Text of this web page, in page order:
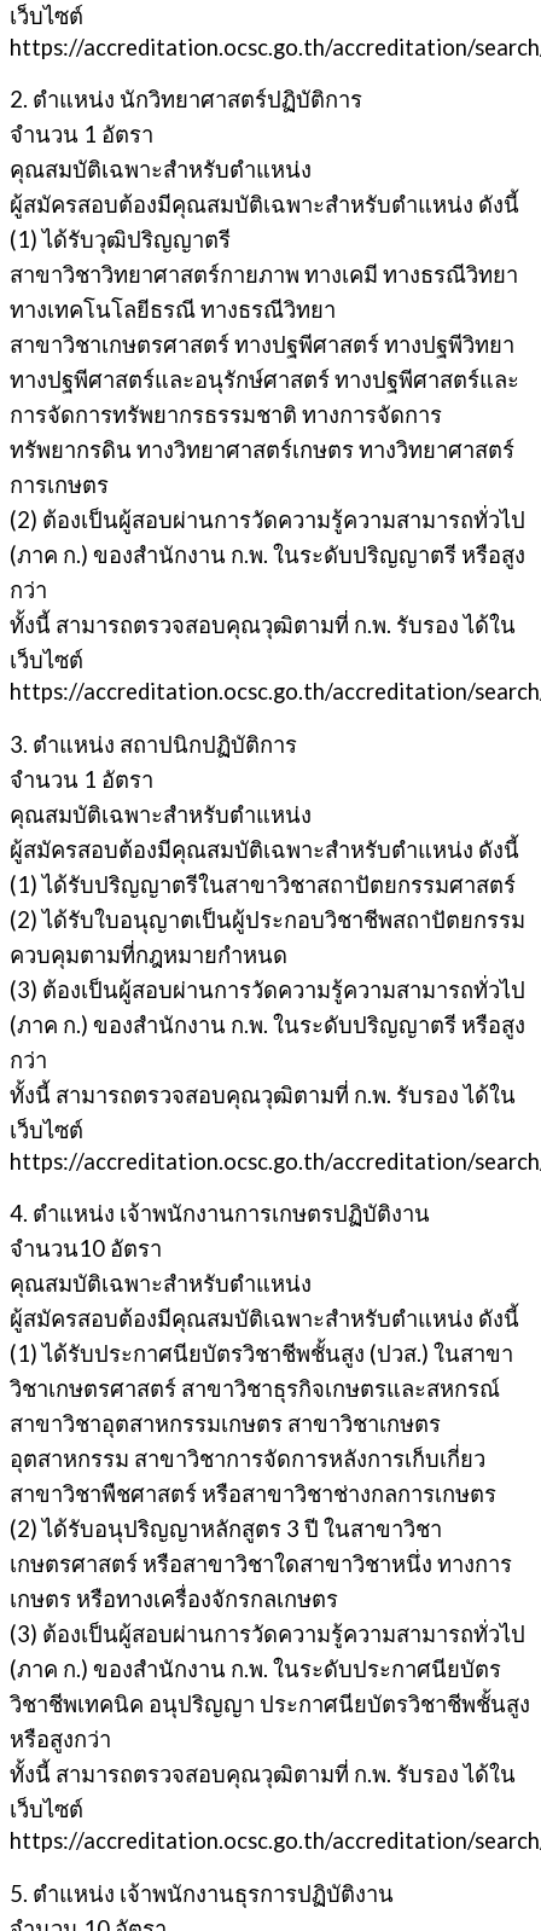
เว็บไซต์
https://accreditation.ocsc.go.th/accreditation/
2. ตำแหน่ง นักวิทยาศาสตร์ปฏิบัติการ
จำนวน 1 อัตรา
คุณสมบัติเฉพาะสำหรับตำแหน่ง
ผู้สมัครสอบต้องมีคุณสมบัติเฉพาะสำหรับตำแหน่ง ดังนี้
(1) ได้รับวุฒิปริญญาตรี
สาขาวิชาวิทยาศาสตร์กายภาพ ทางเคมี ทางธรณีวิทยา
ทางเทคโนโลยีธรณี ทางธรณีวิทยา
สาขาวิชาเกษตรศาสตร์ ทางปฐพีศาสตร์ ทางปฐพีวิทยา
ทางปฐพีศาสตร์และอนุรักษ์ศาสตร์ ทางปฐพีศาสตร์และ
การจัดการทรัพยากรธรรมชาติ ทางการจัดการ
ทรัพยากรดิน ทางวิทยาศาสตร์เกษตร ทางวิทยาศาสตร์
การเกษตร
(2) ต้องเป็นผู้สอบผ่านการวัดความรู้ความสามารถทั่วไป
(ภาค ก.) ของสำนักงาน ก.พ. ในระดับปริญญาตรี หรือสูง
กว่า
ทั้งนี้ สามารถตรวจสอบคุณวุฒิตามที่ ก.พ. รับรอง ได้ใน
เว็บไซต์
https://accreditation.ocsc.go.th/accreditation/
3. ตำแหน่ง สถาปนิกปฏิบัติการ
จำนวน 1 อัตรา
คุณสมบัติเฉพาะสำหรับตำแหน่ง
ผู้สมัครสอบต้องมีคุณสมบัติเฉพาะสำหรับตำแหน่ง ดังนี้
(1) ได้รับปริญญาตรีในสาขาวิชาสถาปัตยกรรมศาสตร์
(2) ได้รับใบอนุญาตเป็นผู้ประกอบวิชาชีพสถาปัตยกรรม
ควบคุมตามที่กฎหมายกำหนด
(3) ต้องเป็นผู้สอบผ่านการวัดความรู้ความสามารถทั่วไป
(ภาค ก.) ของสำนักงาน ก.พ. ในระดับปริญญาตรี หรือสูง
กว่า
ทั้งนี้ สามารถตรวจสอบคุณวุฒิตามที่ ก.พ. รับรอง ได้ใน
เว็บไซต์
https://accreditation.ocsc.go.th/accreditation/
4. ตำแหน่ง เจ้าพนักงานการเกษตรปฏิบัติงาน
จำนวน10 อัตรา
คุณสมบัติเฉพาะสำหรับตำแหน่ง
ผู้สมัครสอบต้องมีคุณสมบัติเฉพาะสำหรับตำแหน่ง ดังนี้
(1) ได้รับประกาศนียบัตรวิชาชีพชั้นสูง (ปวส.) ในสาขา
วิชาเกษตรศาสตร์ สาขาวิชาธุรกิจเกษตรและสหกรณ์
สาขาวิชาอุตสาหกรรมเกษตร สาขาวิชาเกษตร
อุตสาหกรรม สาขาวิชาการจัดการหลังการเก็บเกี่ยว
สาขาวิชาพืชศาสตร์ หรือสาขาวิชาช่างกลการเกษตร
(2) ได้รับอนุปริญญาหลักสูตร 3 ปี ในสาขาวิชา
เกษตรศาสตร์ หรือสาขาวิชาใดสาขาวิชาหนึ่ง ทางการ
เกษตร หรือทางเครื่องจักรกลเกษตร
(3) ต้องเป็นผู้สอบผ่านการวัดความรู้ความสามารถทั่วไป
(ภาค ก.) ของสำนักงาน ก.พ. ในระดับประกาศนียบัตร
วิชาชีพเทคนิค อนุปริญญา ประกาศนียบัตรวิชาชีพชั้นสูง
หรือสูงกว่า
ทั้งนี้ สามารถตรวจสอบคุณวุฒิตามที่ ก.พ. รับรอง ได้ใน
เว็บไซต์
https://accreditation.ocsc.go.th/accreditation/
5. ตำแหน่ง เจ้าพนักงานธุรการปฏิบัติงาน